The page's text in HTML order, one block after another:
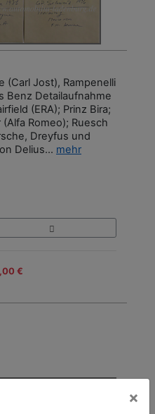
(Carl Jost), Rampenelli
Benz Detailaufnahme
(ERA); Prinz Bira;
Romeo); Ruesch
Dreyfus und
Delius... mehr
€
×